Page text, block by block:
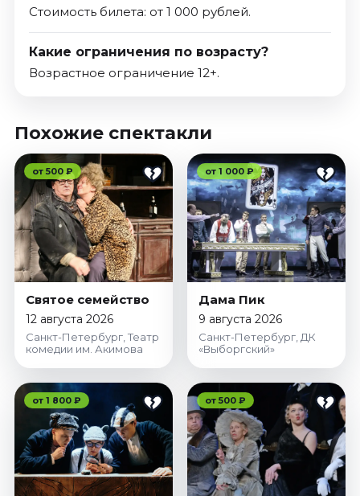
Стоимость билета: от 1 000 рублей.
Какие ограничения по возрасту?
Возрастное ограничение 12+.
Похожие спектакли
от 500 ₽
Святое семейство
12 августа 2026
Санкт-Петербург, Театр
комедии им. Акимова
от 1 000 ₽
Дама Пик
9 августа 2026
Санкт-Петербург, ДК
«Выборгский»
от 1 800 ₽ от 500 ₽